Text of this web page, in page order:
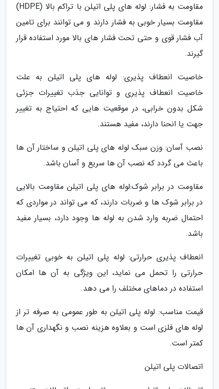
مقاومت به فشار: لوله های پلی اتیلن با تراکم بالا (HDPE)
مقاومت بسیار خوبی به فشار دارند و می توانند برای تامین
آب فشار قوی و حتی تحت فشار های بالا مورد استفاده قرار
گیرند.
خاصیت انعطاف پذیری: لوله های پلی اتیلن به علت
خاصیت انعطاف پذیری و توانایی جذب تغییرات جزئی
شکل بدون خرابی، در موقعیت هایی که احتیاج به تغییر
جهت یا انحنا دارند، مفید هستند.
نصب آسان: وزن سبک لوله های پلی اتیلن و ساختار آن ها
باعث می گردد که نصب آن ها سریع و آسان باشد.
مقاومت در برابر شوک:لوله های پلی اتیلن مقاومت بالایی
در برابر شوک ها و ضربات دارند، که می تواند در مواردی که
احتمال ضربه وارد شدن به لوله ها وجود دارد، بسیار مفید
باشد.
انعطاف پذیری حرارتی: لوله پلی اتیلن به خوبی تغییرات
حرارتی را تحمل می نماید، این ویژگی به آن ها امکان
استفاده در دماهای مختلف را می دهد.
قیمت مناسب: لوله پلی اتیلن به طور عمومی به صرفه تر از
لوله های فلزی است و بعلاوه هزینه نصب و نگهداری آن ها
کمتر است.
اتصالات پلی اتیلن